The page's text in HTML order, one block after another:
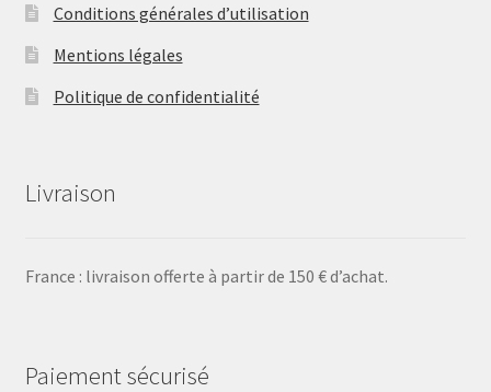
Conditions générales d’utilisation
Mentions légales
Politique de confidentialité
Livraison
France : livraison offerte à partir de 150 € d’achat.
Paiement sécurisé